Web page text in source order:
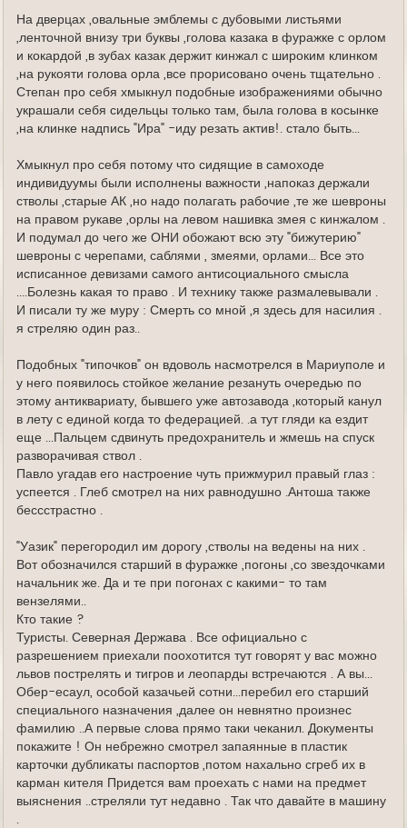
На дверцах ,овальные эмблемы с дубовыми листьями
,ленточной внизу три буквы ,голова казака в фуражке с орлом
и кокардой ,в зубах казак держит кинжал с широким клинком
,на рукояти голова орла ,все прорисовано очень тщательно .
Степан про себя хмыкнул подобные изображениями обычно
украшали себя сидельцы только там, была голова в косынке
,на клинке надпись "Ира" -иду резать актив!. стало быть...
Хмыкнул про себя потому что сидящие в самоходе
индивидуумы были исполнены важности ,напоказ держали
стволы ,старые АК ,но надо полагать рабочие ,те же шевроны
на правом рукаве ,орлы на левом нашивка змея с кинжалом .
И подумал до чего же ОНИ обожают всю эту "бижутерию"
шевроны с черепами, саблями , змеями, орлами... Все это
исписанное девизами самого антисоциального смысла
....Болезнь какая то право . И технику также размалевывали .
И писали ту же муру : Смерть со мной ,я здесь для насилия .
я стреляю один раз..
Подобных "типочков" он вдоволь насмотрелся в Мариуполе и
у него появилось стойкое желание резануть очередью по
этому антиквариату, бывшего уже автозавода ,который канул
в лету с единой когда то федерацией. .а тут гляди ка ездит
еще ...Пальцем сдвинуть предохранитель и жмешь на спуск
разворачивая ствол .
Павло угадав его настроение чуть прижмурил правый глаз :
успеется . Глеб смотрел на них равнодушно .Антоша также
бессстрастно .
"Уазик" перегородил им дорогу ,стволы на ведены на них .
Вот обозначился старший в фуражке ,погоны ,со звездочками
начальник же. Да и те при погонах с какими- то там
вензелями..
Кто такие ?
Туристы. Северная Держава . Все официально с
разрешением приехали поохотится тут говорят у вас можно
львов пострелять и тигров и леопарды встречаются . А вы...
Обер-есаул, особой казачьей сотни...перебил его старший
специального назначения ,далее он невнятно произнес
фамилию ..А первые слова прямо таки чеканил. Документы
покажите ! Он небрежно смотрел запаянные в пластик
карточки дубликаты паспортов ,потом нахально сгреб их в
карман кителя Придется вам проехать с нами на предмет
выяснения ..стреляли тут недавно . Так что давайте в машину
.